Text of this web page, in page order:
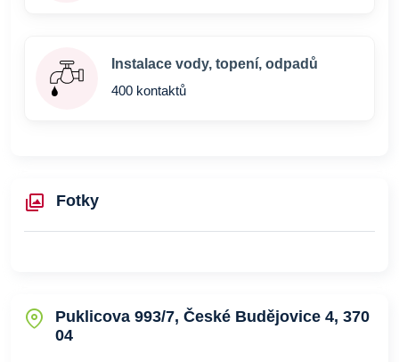
Instalace vody, topení, odpadů
400 kontaktů
Fotky
Puklicova 993/7, České Budějovice 4, 370
04